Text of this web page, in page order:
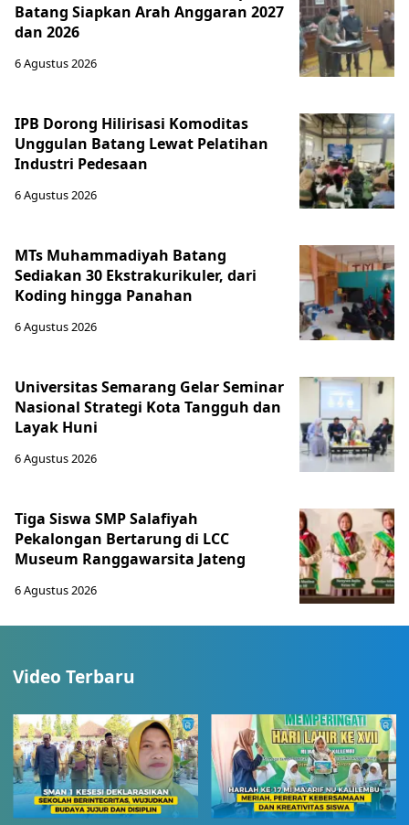
Batang Siapkan Arah Anggaran 2027
dan 2026
6 Agustus 2026
IPB Dorong Hilirisasi Komoditas
Unggulan Batang Lewat Pelatihan
Industri Pedesaan
6 Agustus 2026
MTs Muhammadiyah Batang
Sediakan 30 Ekstrakurikuler, dari
Koding hingga Panahan
6 Agustus 2026
Universitas Semarang Gelar Seminar
Nasional Strategi Kota Tangguh dan
Layak Huni
6 Agustus 2026
Tiga Siswa SMP Salafiyah
Pekalongan Bertarung di LCC
Museum Ranggawarsita Jateng
6 Agustus 2026
Video Terbaru